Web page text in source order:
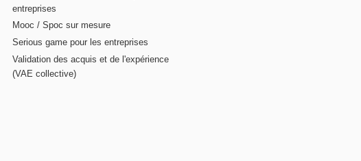
entreprises
Mooc / Spoc sur mesure
Serious game pour les entreprises
Validation des acquis et de l'expérience
(VAE collective)